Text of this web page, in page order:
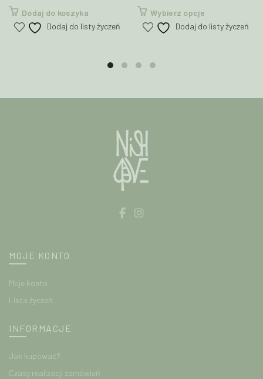
Dodaj do koszyka
Dodaj do listy życzeń
od
Wybierz opcjeTen
produkt
Dodaj do listy życzeń
MOJE KONTO
Moje konto
Lista życzeń
INFORMACJE
Jak kupować?
Czasy realizacji zamówień